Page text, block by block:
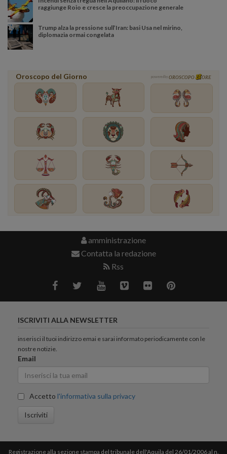
raggiunge Roio e cresce la preoccupazione generale
Trump alza la pressione sull’Iran: basi Usa nel mirino,
diplomazia ormai congelata
Oroscopo del Giorno powered by OROSCOPO ORE
amministrazione
Contatta la redazione
Rss
ISCRIVITI ALLA NEWSLETTER
inserisci il tuoi indirizzo emai e sarai informato periodicamente con le
nostre notizie.
Email
Accetto l'informativa sulla privacy
Iscriviti
Registrazione alla sezione stampa del tribunale dell'Aquila del 26/01/2006 al n.